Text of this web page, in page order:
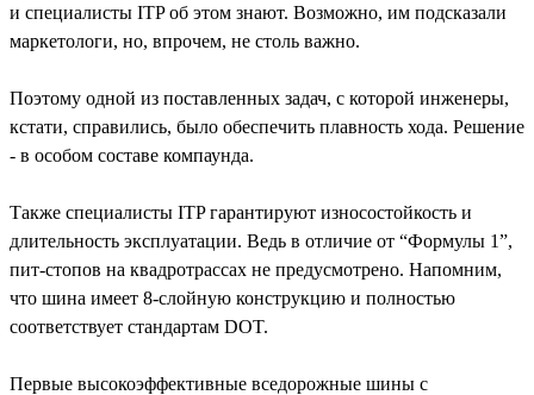
и специалисты ITP об этом знают. Возможно, им подсказали
маркетологи, но, впрочем, не столь важно.
Поэтому одной из поставленных задач, с которой инженеры,
кстати, справились, было обеспечить плавность хода. Решение
- в особом составе компаунда.
Также специалисты ITP гарантируют износостойкость и
длительность эксплуатации. Ведь в отличие от “Формулы 1”,
пит-стопов на квадротрассах не предусмотрено. Напомним,
что шина имеет 8-слойную конструкцию и полностью
соответствует стандартам DOT.
Первые высокоэффективные вседорожные шины с